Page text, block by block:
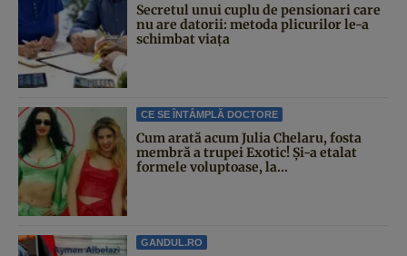
Secretul unui cuplu de pensionari care
nu are datorii: metoda plicurilor le-a
schimbat viața
CE SE ÎNTÂMPLĂ DOCTORE
Cum arată acum Julia Chelaru, fosta
membră a trupei Exotic! Și-a etalat
formele voluptoase, la...
GANDUL.RO